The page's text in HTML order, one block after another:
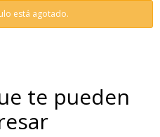
está agotado.
te pueden